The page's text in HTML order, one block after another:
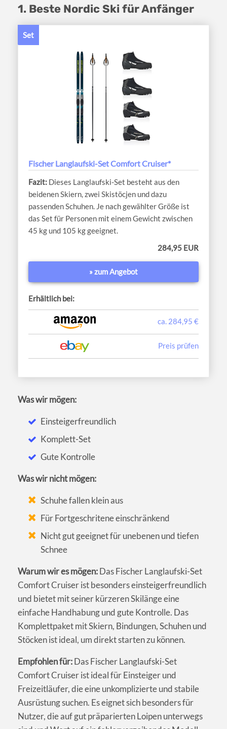
1. Beste Nordic Ski für Anfänger
Set
Fischer Langlaufski-Set Comfort Cruiser*
Dieses Langlaufski-Set besteht aus den
beidenen Skiern, zwei Skistöcjen und dazu
passenden Schuhen. Je nach gewählter Größe ist
das Set für Personen mit einem Gewicht zwischen
45 kg und 105 kg geeignet.
284,95 EUR
» zum Angebot
Erhältlich bei:
ca. 284,95 €
Preis prüfen
Was wir mögen:
Einsteigerfreundlich
Komplett-Set
Gute Kontrolle
Was wir nicht mögen:
Schuhe fallen klein aus
Für Fortgeschritene einschränkend
Nicht gut geeignet für unebenen und tiefen
Schnee
Warum wir es mögen:Das Fischer Langlaufski-Set
Comfort Cruiser ist besonders einsteigerfreundlich
und bietet mit seiner kürzeren Skilänge eine
einfache Handhabung und gute Kontrolle. Das
Komplettpaket mit Skiern, Bindungen, Schuhen und
Stöcken ist ideal, um direkt starten zu können.
Empfohlen für:Das Fischer Langlaufski-Set
Comfort Cruiser ist ideal für Einsteiger und
Freizeitläufer, die eine unkomplizierte und stabile
Ausrüstung suchen. Es eignet sich besonders für
Nutzer, die auf gut präparierten Loipen unterwegs